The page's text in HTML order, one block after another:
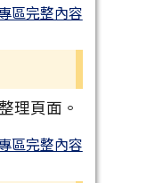
區完整內容
理頁面。
區完整內容